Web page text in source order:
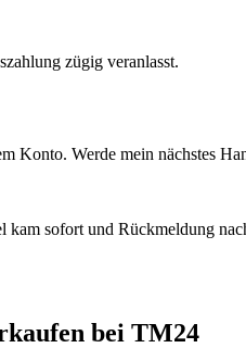
zügig veranlasst.
Konto. Werde mein nächstes
kam sofort und Rückmeldung
bei TM24